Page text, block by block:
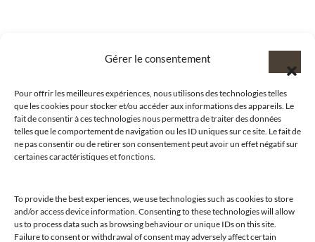
Gérer le consentement
Pour offrir les meilleures expériences, nous utilisons des technologies telles
que les cookies pour stocker et/ou accéder aux informations des appareils. Le
fait de consentir à ces technologies nous permettra de traiter des données
telles que le comportement de navigation ou les ID uniques sur ce site. Le fait de
ne pas consentir ou de retirer son consentement peut avoir un effet négatif sur
certaines caractéristiques et fonctions.
To provide the best experiences, we use technologies such as cookies to store
and/or access device information. Consenting to these technologies will allow
us to process data such as browsing behaviour or unique IDs on this site.
Failure to consent or withdrawal of consent may adversely affect certain
@clubamilcar